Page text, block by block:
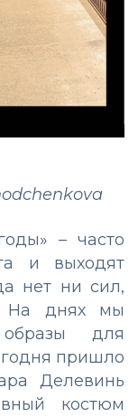
– часто
и выходят
нет ни сил,
На днях мы
образы для
пришло
Делевинь
костюм